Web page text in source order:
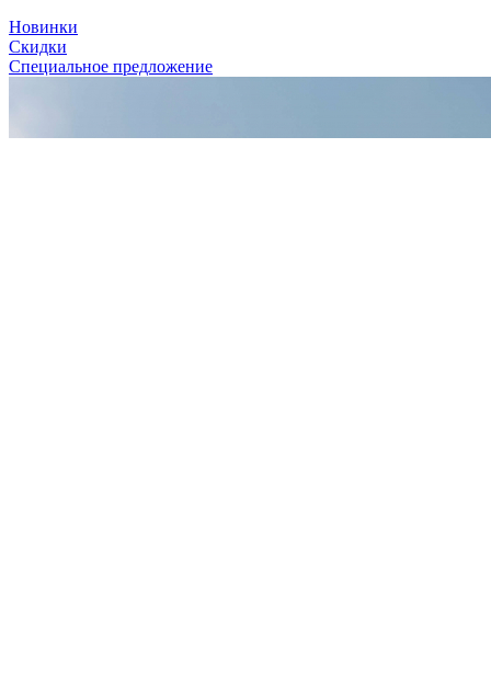
Новинки
Скидки
Специальное предложение